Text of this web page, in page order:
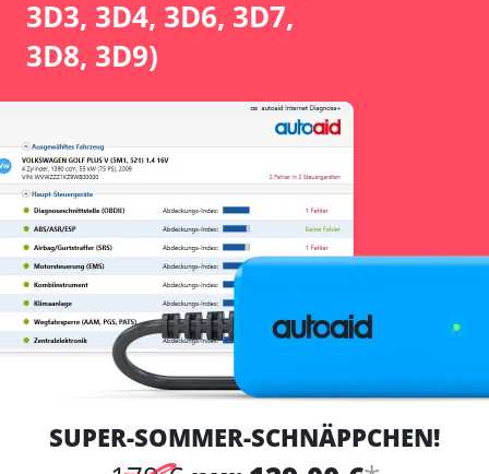
3D3, 3D4, 3D6, 3D7,
3D8, 3D9)
SUPER-SOMMER-SCHNÄPPCHEN!